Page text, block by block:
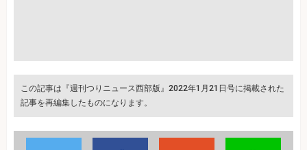
この記事は『週刊つりニュース西部版』2022年1月21日号に掲載された
記事を再編集したものになります。